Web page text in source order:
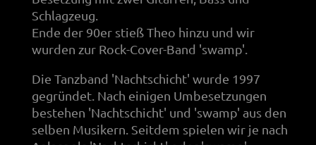
Schlagzeug.
Ende der 90er stieß Theo hinzu und wir
wurden zur Rock-Cover-Band 'swamp'.
Die Tanzband 'Nachtschicht' wurde 1997
gegründet. Nach einigen Umbesetzungen
bestehen 'Nachtschicht' und 'swamp' aus den
selben Musikern. Seitdem spielen wir je nach